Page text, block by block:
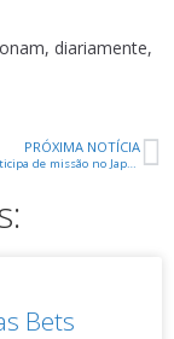
diariamente,
PRÓXIMA NOTÍCIA
Prefeita Elisa participa de missão no Japão em busca de investimento
Bets